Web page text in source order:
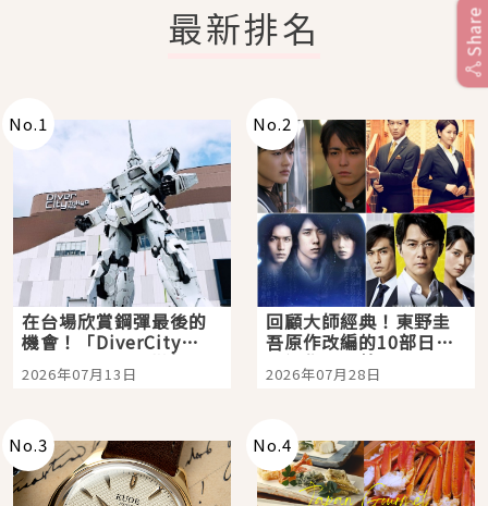
最新排名
No.1
在台場欣賞鋼彈最後的
機會！「DiverCity
Tokyo Plaza」搭船、
購物、美食及夜景，一
2026年07月13日
No.2
回顧大師經典！東野圭
吾原作改編的10部日本
影視作品推薦
2026年07月28日
No.3 No.4
Share